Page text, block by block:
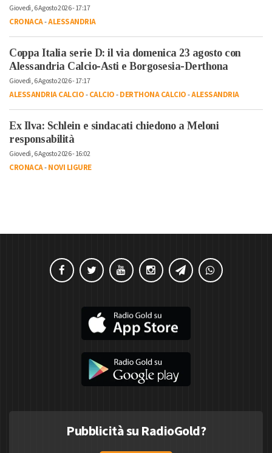
Giovedì, 6 Agosto 2026 - 17:17
CRONACA-ALESSANDRIA
Coppa Italia serie D: il via domenica 23 agosto con
Alessandria Calcio-Asti e Borgosesia-Derthona
Giovedì, 6 Agosto 2026 - 17:17
ALESSANDRIA CALCIO-CALCIO-DERTHONA CALCIO-ALESSANDRIA
Ex Ilva: Schlein e sindacati chiedono a Meloni
responsabilità
Giovedì, 6 Agosto 2026 - 16:02
CRONACA-NOVI LIGURE
Pubblicità su RadioGold?